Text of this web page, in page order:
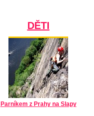
DĚTI
Parníkem z Prahy na Slapy